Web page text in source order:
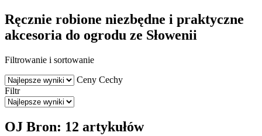
Ręcznie robione niezbędne i praktyczne
akcesoria do ogrodu ze Słowenii
Filtrowanie i sortowanie
Ceny Cechy
Filtr
OJ Bron: 12 artykułów